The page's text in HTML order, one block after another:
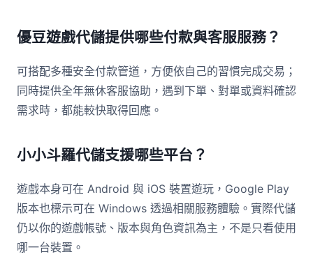
優豆遊戲代儲提供哪些付款與客服服務？
可搭配多種安全付款管道，方便依自己的習慣完成交易；
同時提供全年無休客服協助，遇到下單、對單或資料確認
需求時，都能較快取得回應。
小小斗羅代儲支援哪些平台？
遊戲本身可在 Android 與 iOS 裝置遊玩，Google Play
版本也標示可在 Windows 透過相關服務體驗。實際代儲
仍以你的遊戲帳號、版本與角色資訊為主，不是只看使用
哪一台裝置。